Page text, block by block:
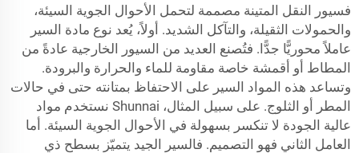
فسيور النقل المتينة مصممة لتحمل الأحوال الجوية السيئة،
والحمولات الثقيلة، والتآكل الشديد. أولاً، يُعد نوع مادة السير
عاملاً محوريًّا جدًّا. فتُصنع العديد من السيور الخارجية عادةً من
المطاط أو أقمشة خاصة مقاومة للماء والحرارة والبرودة.
وتساعد هذه المواد السير على الاحتفاظ بمتانته حتى في حالات
المطر أو الثلوج. على سبيل المثال، Shunnai نستخدم مواد
عالية الجودة لا تنكسر بسهولة في الأحوال الجوية السيئة. أما
العامل الثاني فهو التصميم. فالسير الجيد يتميّز بسطح ذي